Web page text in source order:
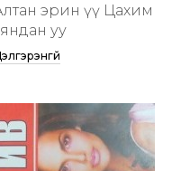
эрин үү Цахим
уу